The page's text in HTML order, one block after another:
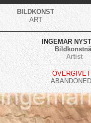
BILDKONST
ART
INGEMAR
Artist